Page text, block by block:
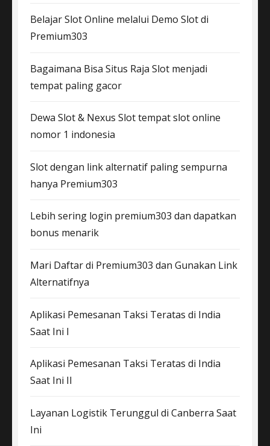
Belajar Slot Online melalui Demo Slot di
Premium303
Bagaimana Bisa Situs Raja Slot menjadi
tempat paling gacor
Dewa Slot & Nexus Slot tempat slot online
nomor 1 indonesia
Slot dengan link alternatif paling sempurna
hanya Premium303
Lebih sering login premium303 dan dapatkan
bonus menarik
Mari Daftar di Premium303 dan Gunakan Link
Alternatifnya
Aplikasi Pemesanan Taksi Teratas di India
Saat Ini I
Aplikasi Pemesanan Taksi Teratas di India
Saat Ini II
Layanan Logistik Terunggul di Canberra Saat
Ini